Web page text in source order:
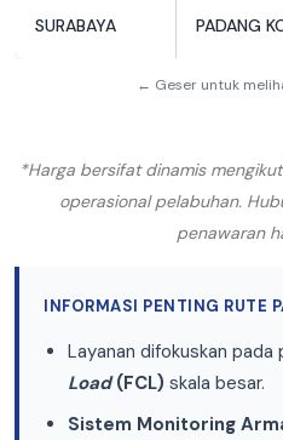
SURABAYA PADANG
← Geser untuk
*Harga bersifat dinamis
operasional pelabuhan.
penawaran
INFORMASI PENTING RUTE
Layanan difokuskan pada
Load(FCL) skala besar.
Sistem Monitoring